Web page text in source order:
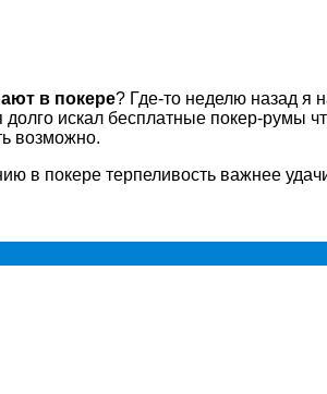
в покере? Где-то неделю назад я
искал бесплатные покер-румы
возможно.
в покере терпеливость важнее